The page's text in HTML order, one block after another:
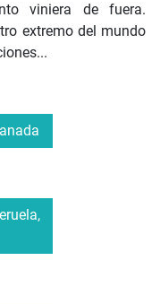
viniera de fuera.
extremo del mundo